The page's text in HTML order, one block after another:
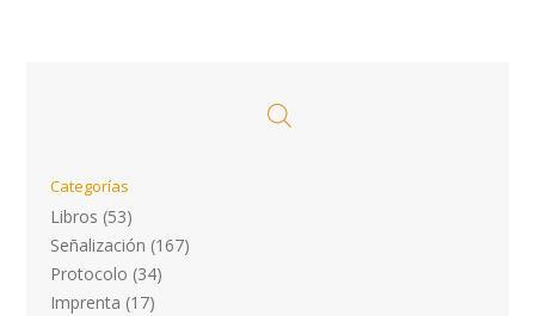
Categorías
Libros (53)
Señalización (167)
Protocolo (34)
Imprenta (17)